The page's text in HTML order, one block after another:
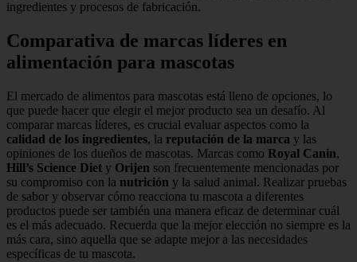
ingredientes y procesos de fabricación.
Comparativa de marcas líderes en
alimentación para mascotas
El mercado de alimentos para mascotas está lleno de opciones, lo
que puede hacer que elegir el mejor producto sea un desafío. Al
comparar marcas líderes, es crucial evaluar aspectos como la
calidad de los ingredientes, la reputación de la marca y las
opiniones de los dueños de mascotas. Marcas como Royal Canin,
Hill’s Science Diet y Orijen son frecuentemente mencionadas por
su compromiso con la nutrición y la salud animal. Realizar pruebas
de sabor y observar cómo reacciona tu mascota a diferentes
productos puede ser también una manera eficaz de determinar cuál
es el más adecuado. Recuerda que la mejor elección no siempre es la
más cara, sino aquella que se adapte mejor a las necesidades
específicas de tu mascota.